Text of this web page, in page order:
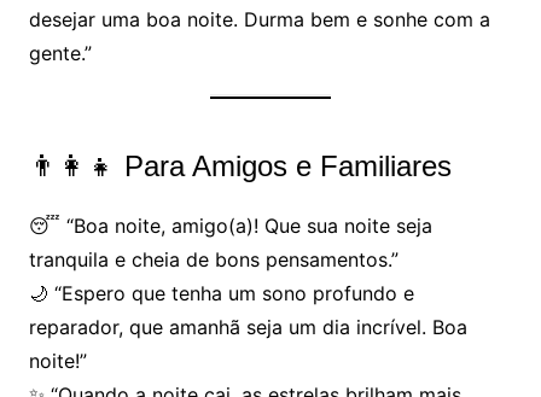
desejar uma boa noite. Durma bem e sonhe com a
gente.”
👨‍👩‍👧 Para Amigos e Familiares
😴 “Boa noite, amigo(a)! Que sua noite seja
tranquila e cheia de bons pensamentos.”
🌙 “Espero que tenha um sono profundo e
reparador, que amanhã seja um dia incrível. Boa
noite!”